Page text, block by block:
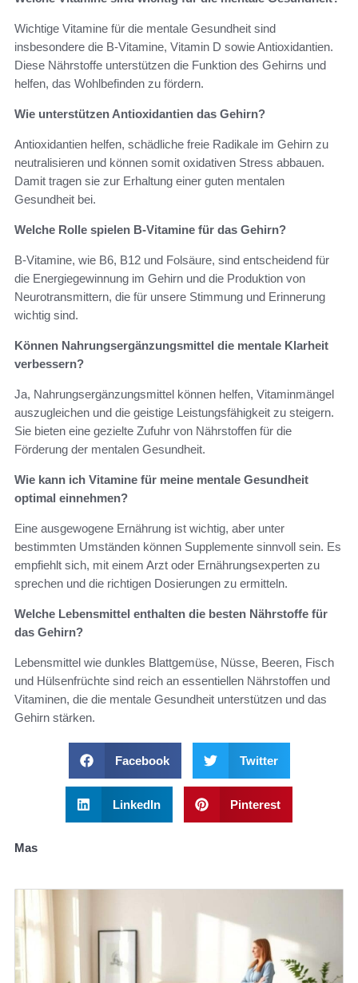
Wichtige Vitamine für die mentale Gesundheit sind
insbesondere die B-Vitamine, Vitamin D sowie Antioxidantien.
Diese Nährstoffe unterstützen die Funktion des Gehirns und
helfen, das Wohlbefinden zu fördern.
Wie unterstützen Antioxidantien das Gehirn?
Antioxidantien helfen, schädliche freie Radikale im Gehirn zu
neutralisieren und können somit oxidativen Stress abbauen.
Damit tragen sie zur Erhaltung einer guten mentalen
Gesundheit bei.
Welche Rolle spielen B-Vitamine für das Gehirn?
B-Vitamine, wie B6, B12 und Folsäure, sind entscheidend für
die Energiegewinnung im Gehirn und die Produktion von
Neurotransmittern, die für unsere Stimmung und Erinnerung
wichtig sind.
Können Nahrungsergänzungsmittel die mentale Klarheit
verbessern?
Ja, Nahrungsergänzungsmittel können helfen, Vitaminmängel
auszugleichen und die geistige Leistungsfähigkeit zu steigern.
Sie bieten eine gezielte Zufuhr von Nährstoffen für die
Förderung der mentalen Gesundheit.
Wie kann ich Vitamine für meine mentale Gesundheit
optimal einnehmen?
Eine ausgewogene Ernährung ist wichtig, aber unter
bestimmten Umständen können Supplemente sinnvoll sein. Es
empfiehlt sich, mit einem Arzt oder Ernährungsexperten zu
sprechen und die richtigen Dosierungen zu ermitteln.
Welche Lebensmittel enthalten die besten Nährstoffe für
das Gehirn?
Lebensmittel wie dunkles Blattgemüse, Nüsse, Beeren, Fisch
und Hülsenfrüchte sind reich an essentiellen Nährstoffen und
Vitaminen, die die mentale Gesundheit unterstützen und das
Gehirn stärken.
Facebook Twitter
LinkedIn Pinterest
Mas